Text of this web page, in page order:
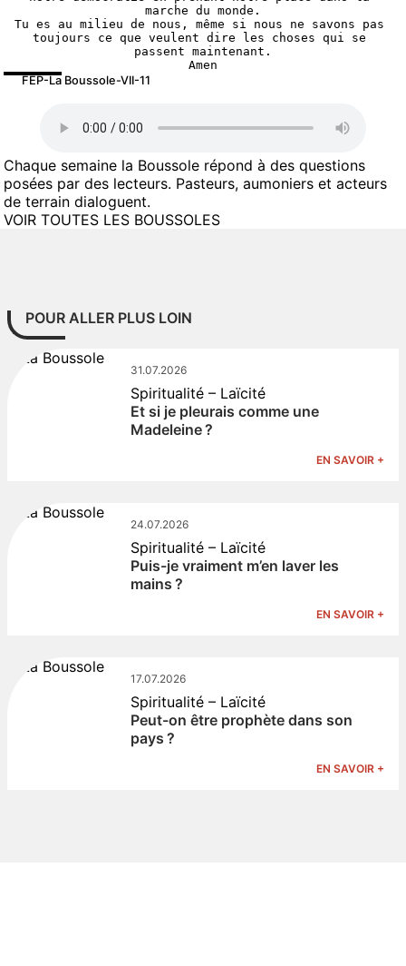
marche du monde.
Tu es au milieu de nous, même si nous ne savons pas
toujours ce que veulent dire les choses qui se
passent maintenant.
Amen
FEP-La Boussole-VII-11
Chaque semaine la Boussole répond à des questions
posées par des lecteurs. Pasteurs, aumoniers et acteurs
de terrain dialoguent.
VOIR TOUTES LES BOUSSOLES
POUR ALLER PLUS LOIN
31.07.2026
Spiritualité – Laïcité
Et si je pleurais comme une
Madeleine ?
EN SAVOIR +
24.07.2026
Spiritualité – Laïcité
Puis-je vraiment m’en laver les
mains ?
EN SAVOIR +
17.07.2026
Spiritualité – Laïcité
Peut-on être prophète dans son
pays ?
EN SAVOIR +